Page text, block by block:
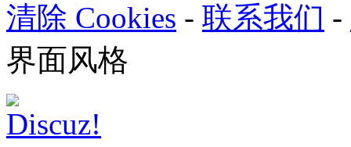
清除 Cookies - 联系我们 -
界面风格